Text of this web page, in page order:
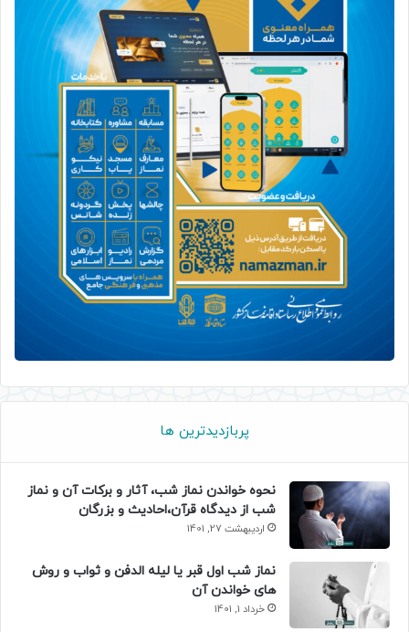
پربازدیدترین ها
نحوه خواندن نماز شب، آثار و برکات آن و نماز
شب از دیدگاه قرآن،احادیث و بزرگان
اردیبهشت 27, 1401
نماز شب اول قبر یا لیله الدفن و ثواب و روش
های خواندن آن
خرداد 1, 1401